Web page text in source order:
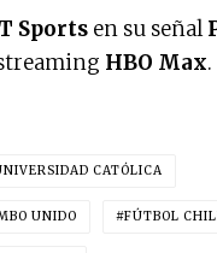
Sports en su señal
HBO Max.
CATÓLICA
UNIDO FÚTBOL